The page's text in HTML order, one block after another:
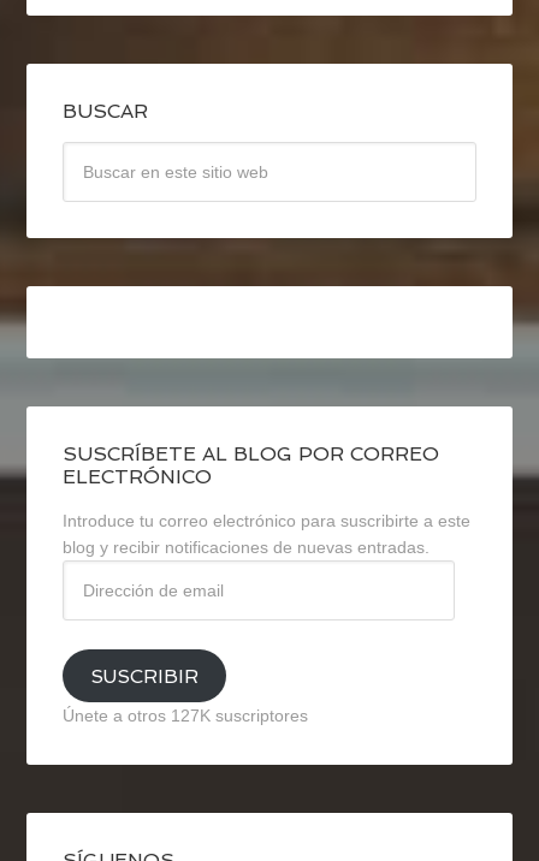
BUSCAR
SUSCRÍBETE AL BLOG POR CORREO
ELECTRÓNICO
Introduce tu correo electrónico para suscribirte a este
blog y recibir notificaciones de nuevas entradas.
email
SUSCRIBIR
Únete a otros 127K suscriptores